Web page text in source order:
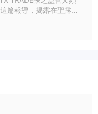
篇報導，揭露在聖露西
就讓我們一起來了解詳